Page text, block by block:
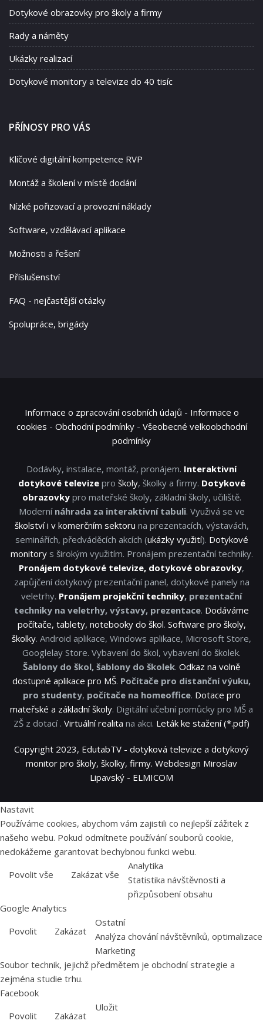
Dotykové obrazovky pro školy a firmy
Rady a náměty
Ukázky realizací
Dotykové monitory a televize do 40 tisíc
PŘÍNOSY PRO VÁS
Klíčové digitální kompetence RVP
Montáž a školení v místě dodání
Nízké pořizovací a provozní náklady
Software, vzdělávací aplikace
Možnosti a řešení
Příslušenství
FAQ - nejčastější otázky
Spolupráce, brigády
Informace o zpracování osobních údajů - Informace o
cookies - Obchodní podmínky- Všeobecné velkoobchodní
podmínky
Dodávky, instalace, montáž, pronájem. Interaktivní
dotykové televizepro školy, školky a firmy. Dotykové
obrazovkypro mateřské školy, základní školy, učiliště.
Moderní náhrada za interaktivní tabuli. Využivá se ve
školství i v komerčním sektoru na prezentacích, výstavách,
seminářích, předváděcích akcích (ukázky využití). Dotykové
monitorys širokým využitím. Pronájem prezentační techniky.
Pronájem dotykové televize, dotykové obrazovky,
zapůjčení dotykový prezentační panel, dotykové panely na
veletrhy. Pronájem projekční techniky, prezentační
techniky na veletrhy, výstavy, prezentace. Dodáváme
počítače, tablety, notebooky do škol. Software pro školy,
školky. Android aplikace, Windows aplikace, Microsoft Store,
Googlelay Store. Vybavení do škol, vybavení do školek.
Šablony do škol, šablony do školek. Odkaz na volně
dostupné aplikace pro MŠ. Počítače pro distanční výuku,
pro studenty, počítače na homeoffice. Dotace pro
mateřské a základní školy. Digitální učební pomůcky pro MŠ a
ZŠ z dotací . Virtuální realita na akci. Leták ke stažení (*.pdf)
Copyright 2023, EdutabTV - dotyková televize a dotykový
monitor pro školy, školky, firmy. Webdesign Miroslav
Lipavský - ELMICOM
Nastavit
Používáme cookies, abychom vám zajistili co nejlepší zážitek z
našeho webu. Pokud odmítnete používání souborů cookie,
nedokážeme garantovat bechybnou funkci webu.
Povolit vše
Zakázat vše
Analytika
Statistika návštěvnosti a
přizpůsobení obsahu
Google Analytics
Povolit
Zakázat
Ostatní
Analýza chování návštěvníků, optimalizace
Marketing
Soubor technik, jejichž předmětem je obchodní strategie a
zejména studie trhu.
Facebook
Povolit
Zakázat
Uložit